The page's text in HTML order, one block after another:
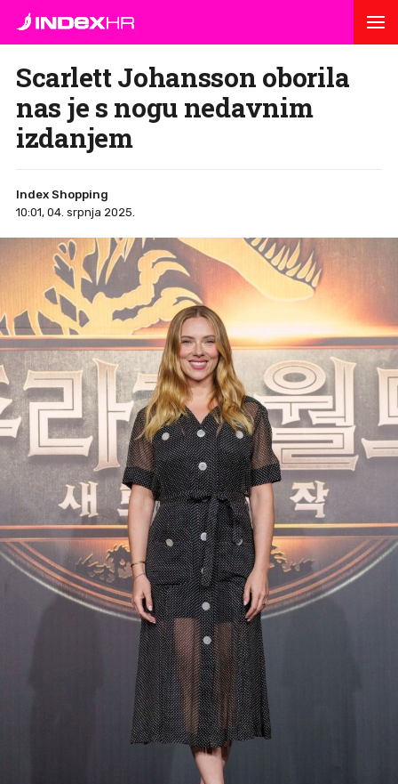
Scarlett Johansson oborila
nas je s nogu nedavnim
izdanjem
Index Shopping
10:01, 04. srpnja 2025.